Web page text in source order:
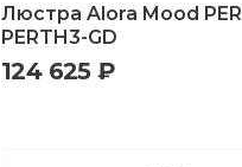
быстрый просмотр
Люстра Alora Mood
PERTH3-GD
124 625 ₽